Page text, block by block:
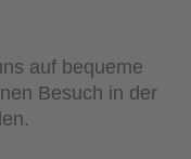
auf bequeme
Besuch in der